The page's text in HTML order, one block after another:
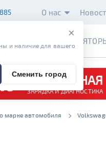
О нас
БЕСПЛАТНАЯ
ЗАРЯДКА И ДИАГНОСТИКА
марке автомобиля
×
и наличие для вашего
Сменить город